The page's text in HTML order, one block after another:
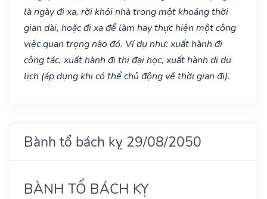
là ngày đi xa, rời khỏi nhà trong một khoảng thời
gian dài, hoặc đi xa để làm hay thực hiện một công
việc quan trọng nào đó. Ví dụ như: xuất hành đi
công tác, xuất hành đi thi đại học, xuất hành di du
lịch (áp dụng khi có thể chủ động về thời gian đi).
Bành tổ bách kỵ 29/08/2050
BÀNH TỔ BÁCH KỴ